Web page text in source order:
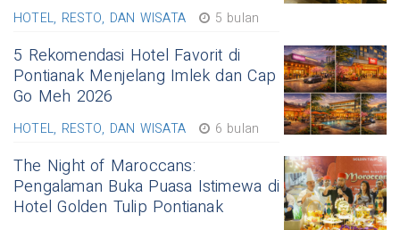
HOTEL, RESTO, DAN WISATA 5 bulan
5 Rekomendasi Hotel Favorit di
Pontianak Menjelang Imlek dan Cap
Go Meh 2026
HOTEL, RESTO, DAN WISATA 6 bulan
The Night of Maroccans:
Pengalaman Buka Puasa Istimewa di
Hotel Golden Tulip Pontianak